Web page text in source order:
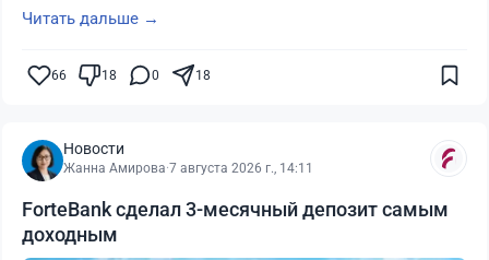
Читать дальше →
66 18 0 18
Новости
Жанна Амирова·7 августа 2026 г., 14:11
ForteBank сделал 3-месячный депозит самым
доходным